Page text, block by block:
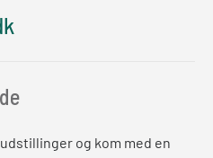
og kom med en